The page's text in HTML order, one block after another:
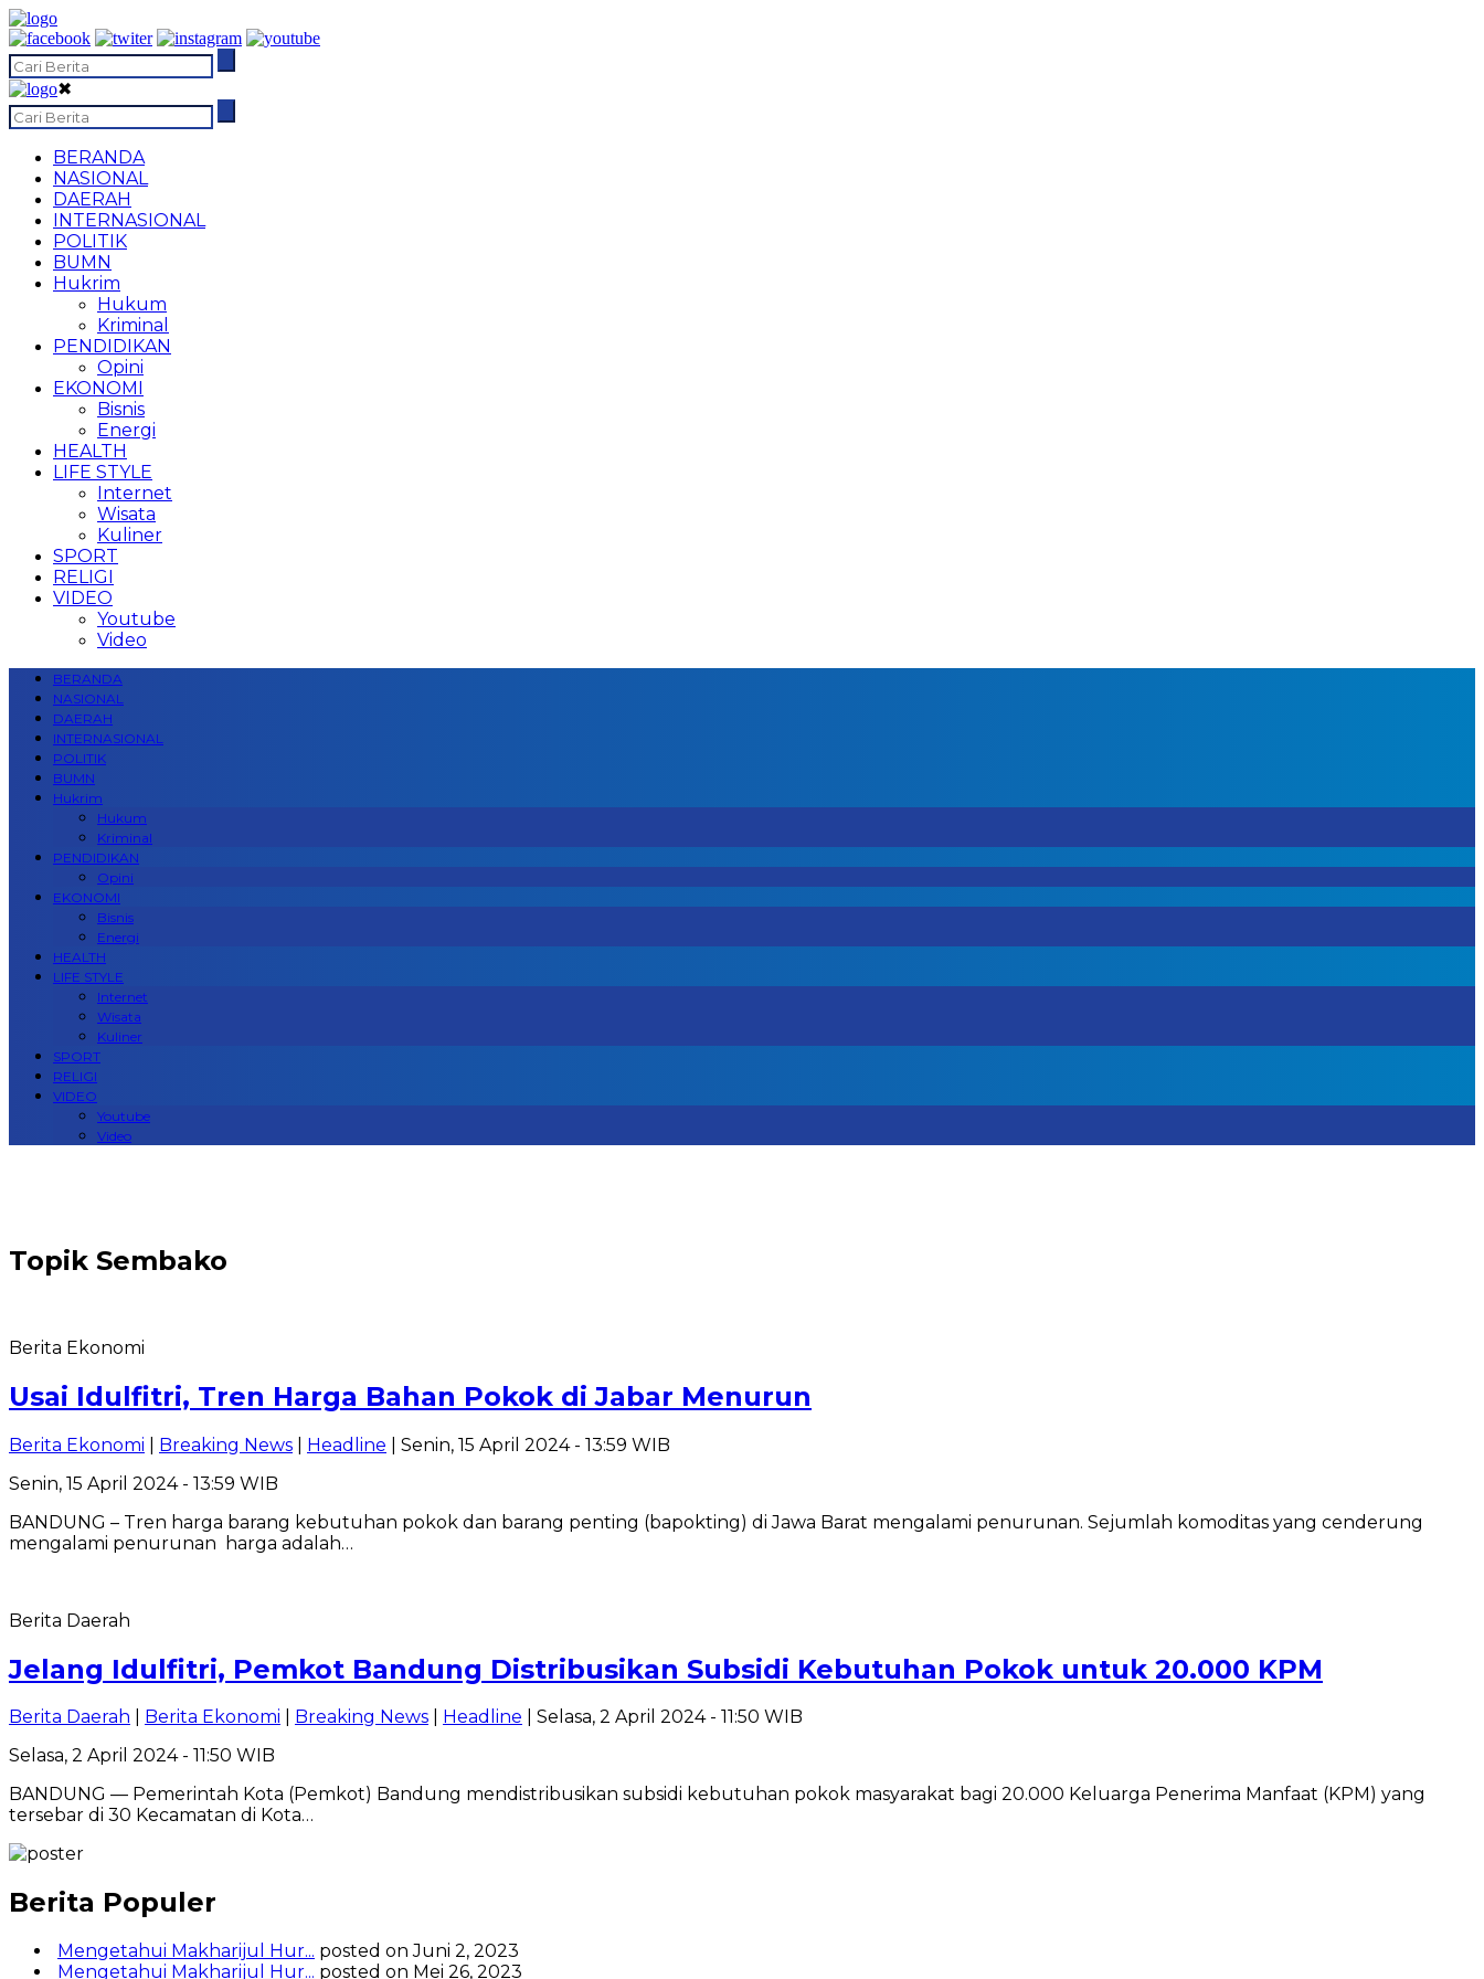
✖
BERANDA
NASIONAL
DAERAH
INTERNASIONAL
POLITIK
BUMN
Hukrim
Hukum
Kriminal
PENDIDIKAN
Opini
EKONOMI
Bisnis
Energi
HEALTH
LIFE STYLE
Internet
Wisata
Kuliner
SPORT
RELIGI
VIDEO
Youtube
Video
BERANDA
NASIONAL
DAERAH
INTERNASIONAL
POLITIK
BUMN
Hukrim
Hukum
Kriminal
PENDIDIKAN
Opini
EKONOMI
Bisnis
Energi
HEALTH
LIFE STYLE
Internet
Wisata
Kuliner
SPORT
RELIGI
VIDEO
Youtube
Video
Topik Sembako
Berita Ekonomi
Usai Idulfitri, Tren Harga Bahan Pokok di Jabar Menurun
Berita Ekonomi Breaking News Headline | Senin, 15 April 2024 - 13:59 WIB
Senin, 15 April 2024 - 13:59 WIB
BANDUNG – Tren harga barang kebutuhan pokok dan barang penting (bapokting) di Jawa Barat mengalami penurunan. Sejumlah komoditas yang cenderung
mengalami penurunan harga adalah…
Berita Daerah
Jelang Idulfitri, Pemkot Bandung Distribusikan Subsidi Kebutuhan Pokok untuk 20.000 KPM
Berita Daerah Berita Ekonomi Breaking News Headline | Selasa, 2 April 2024 - 11:50 WIB
Selasa, 2 April 2024 - 11:50 WIB
BANDUNG — Pemerintah Kota (Pemkot) Bandung mendistribusikan subsidi kebutuhan pokok masyarakat bagi 20.000 Keluarga Penerima Manfaat (KPM) yang
tersebar di 30 Kecamatan di Kota…
Berita Populer
Mengetahui Makharijul Hur... posted on Juni 2, 2023
Mengetahui Makharijul Hur... posted on Mei 26, 2023